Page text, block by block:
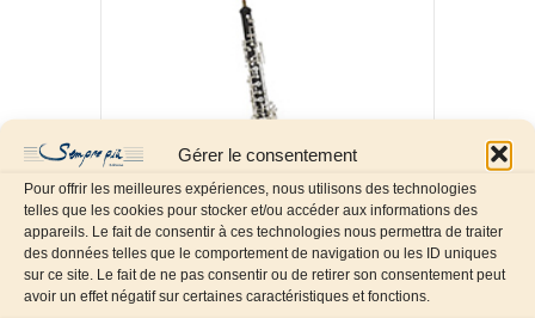
Gérer le consentement
Pour offrir les meilleures expériences, nous utilisons des technologies
telles que les cookies pour stocker et/ou accéder aux informations des
appareils. Le fait de consentir à ces technologies nous permettra de traiter
des données telles que le comportement de navigation ou les ID uniques
sur ce site. Le fait de ne pas consentir ou de retirer son consentement peut
avoir un effet négatif sur certaines caractéristiques et fonctions.